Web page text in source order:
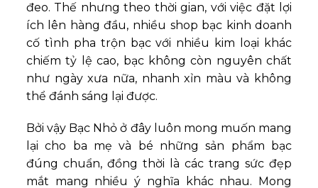
đeo. Thế nhưng theo thời gian, với việc đặt lợi
ích lên hàng đầu, nhiều shop bạc kinh doanh
cố tình pha trộn bạc với nhiều kim loại khác
chiếm tỷ lệ cao, bạc không còn nguyên chất
như ngày xưa nữa, nhanh xỉn màu và không
thể đánh sáng lại được.
Bởi vậy Bạc Nhỏ ở đây luôn mong muốn mang
lại cho ba mẹ và bé những sản phẩm bạc
đúng chuẩn, đồng thời là các trang sức đẹp
mắt mang nhiều ý nghĩa khác nhau. Mong